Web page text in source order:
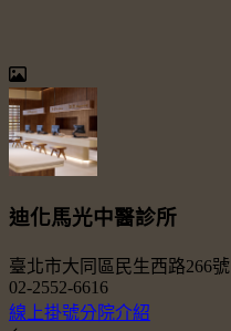
迪化馬光中醫診所
臺北市大同區民生西路266號
02-2552-6616
線上掛號分院介紹